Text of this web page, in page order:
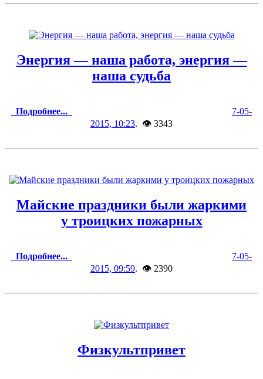
Энергия — наша работа, энергия —
наша судьба
Подробнее...
7-05-
2015, 10:23. 👁 3343
Майские праздники были жаркими
у троицких пожарных
Подробнее...
7-05-
2015, 09:59. 👁 2390
Физкультпривет